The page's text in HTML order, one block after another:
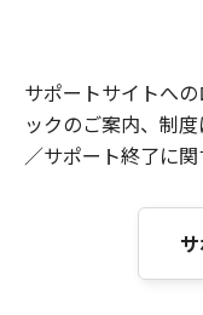
サポートサイトへ
ックのご案内、制
／サポート終了に関